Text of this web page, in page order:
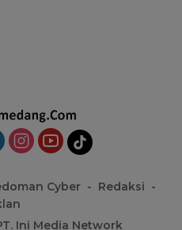
Cyber
Redaksi
Ini Media Network